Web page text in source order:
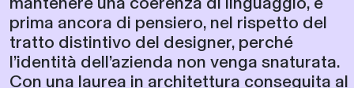
prima ancora di pensiero, nel rispetto del
tratto distintivo del designer, perché
l’identità dell’azienda non venga snaturata.
Con una laurea in architettura conseguita al